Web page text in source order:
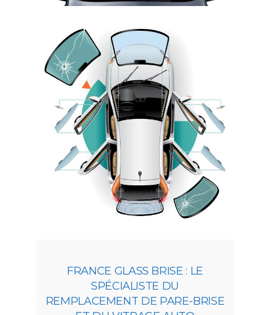
FRANCE GLASS BRISE : LE
SPÉCIALISTE DU
REMPLACEMENT DE PARE-BRISE